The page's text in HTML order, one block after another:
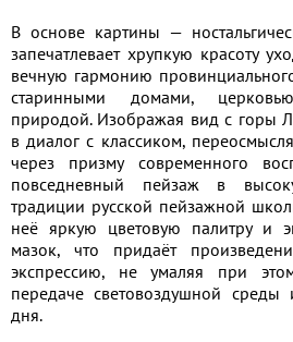
В основе картины —
запечатлевает хрупкую красоту
вечную гармонию
старинными домами,
природой. Изображая вид с горы
в диалог с классиком,
через призму современного
повседневный пейзаж в
традиции русской пейзажной
неё яркую цветовую палитру и
мазок, что придаёт
экспрессию, не умаляя при
передаче световоздушной
дня.